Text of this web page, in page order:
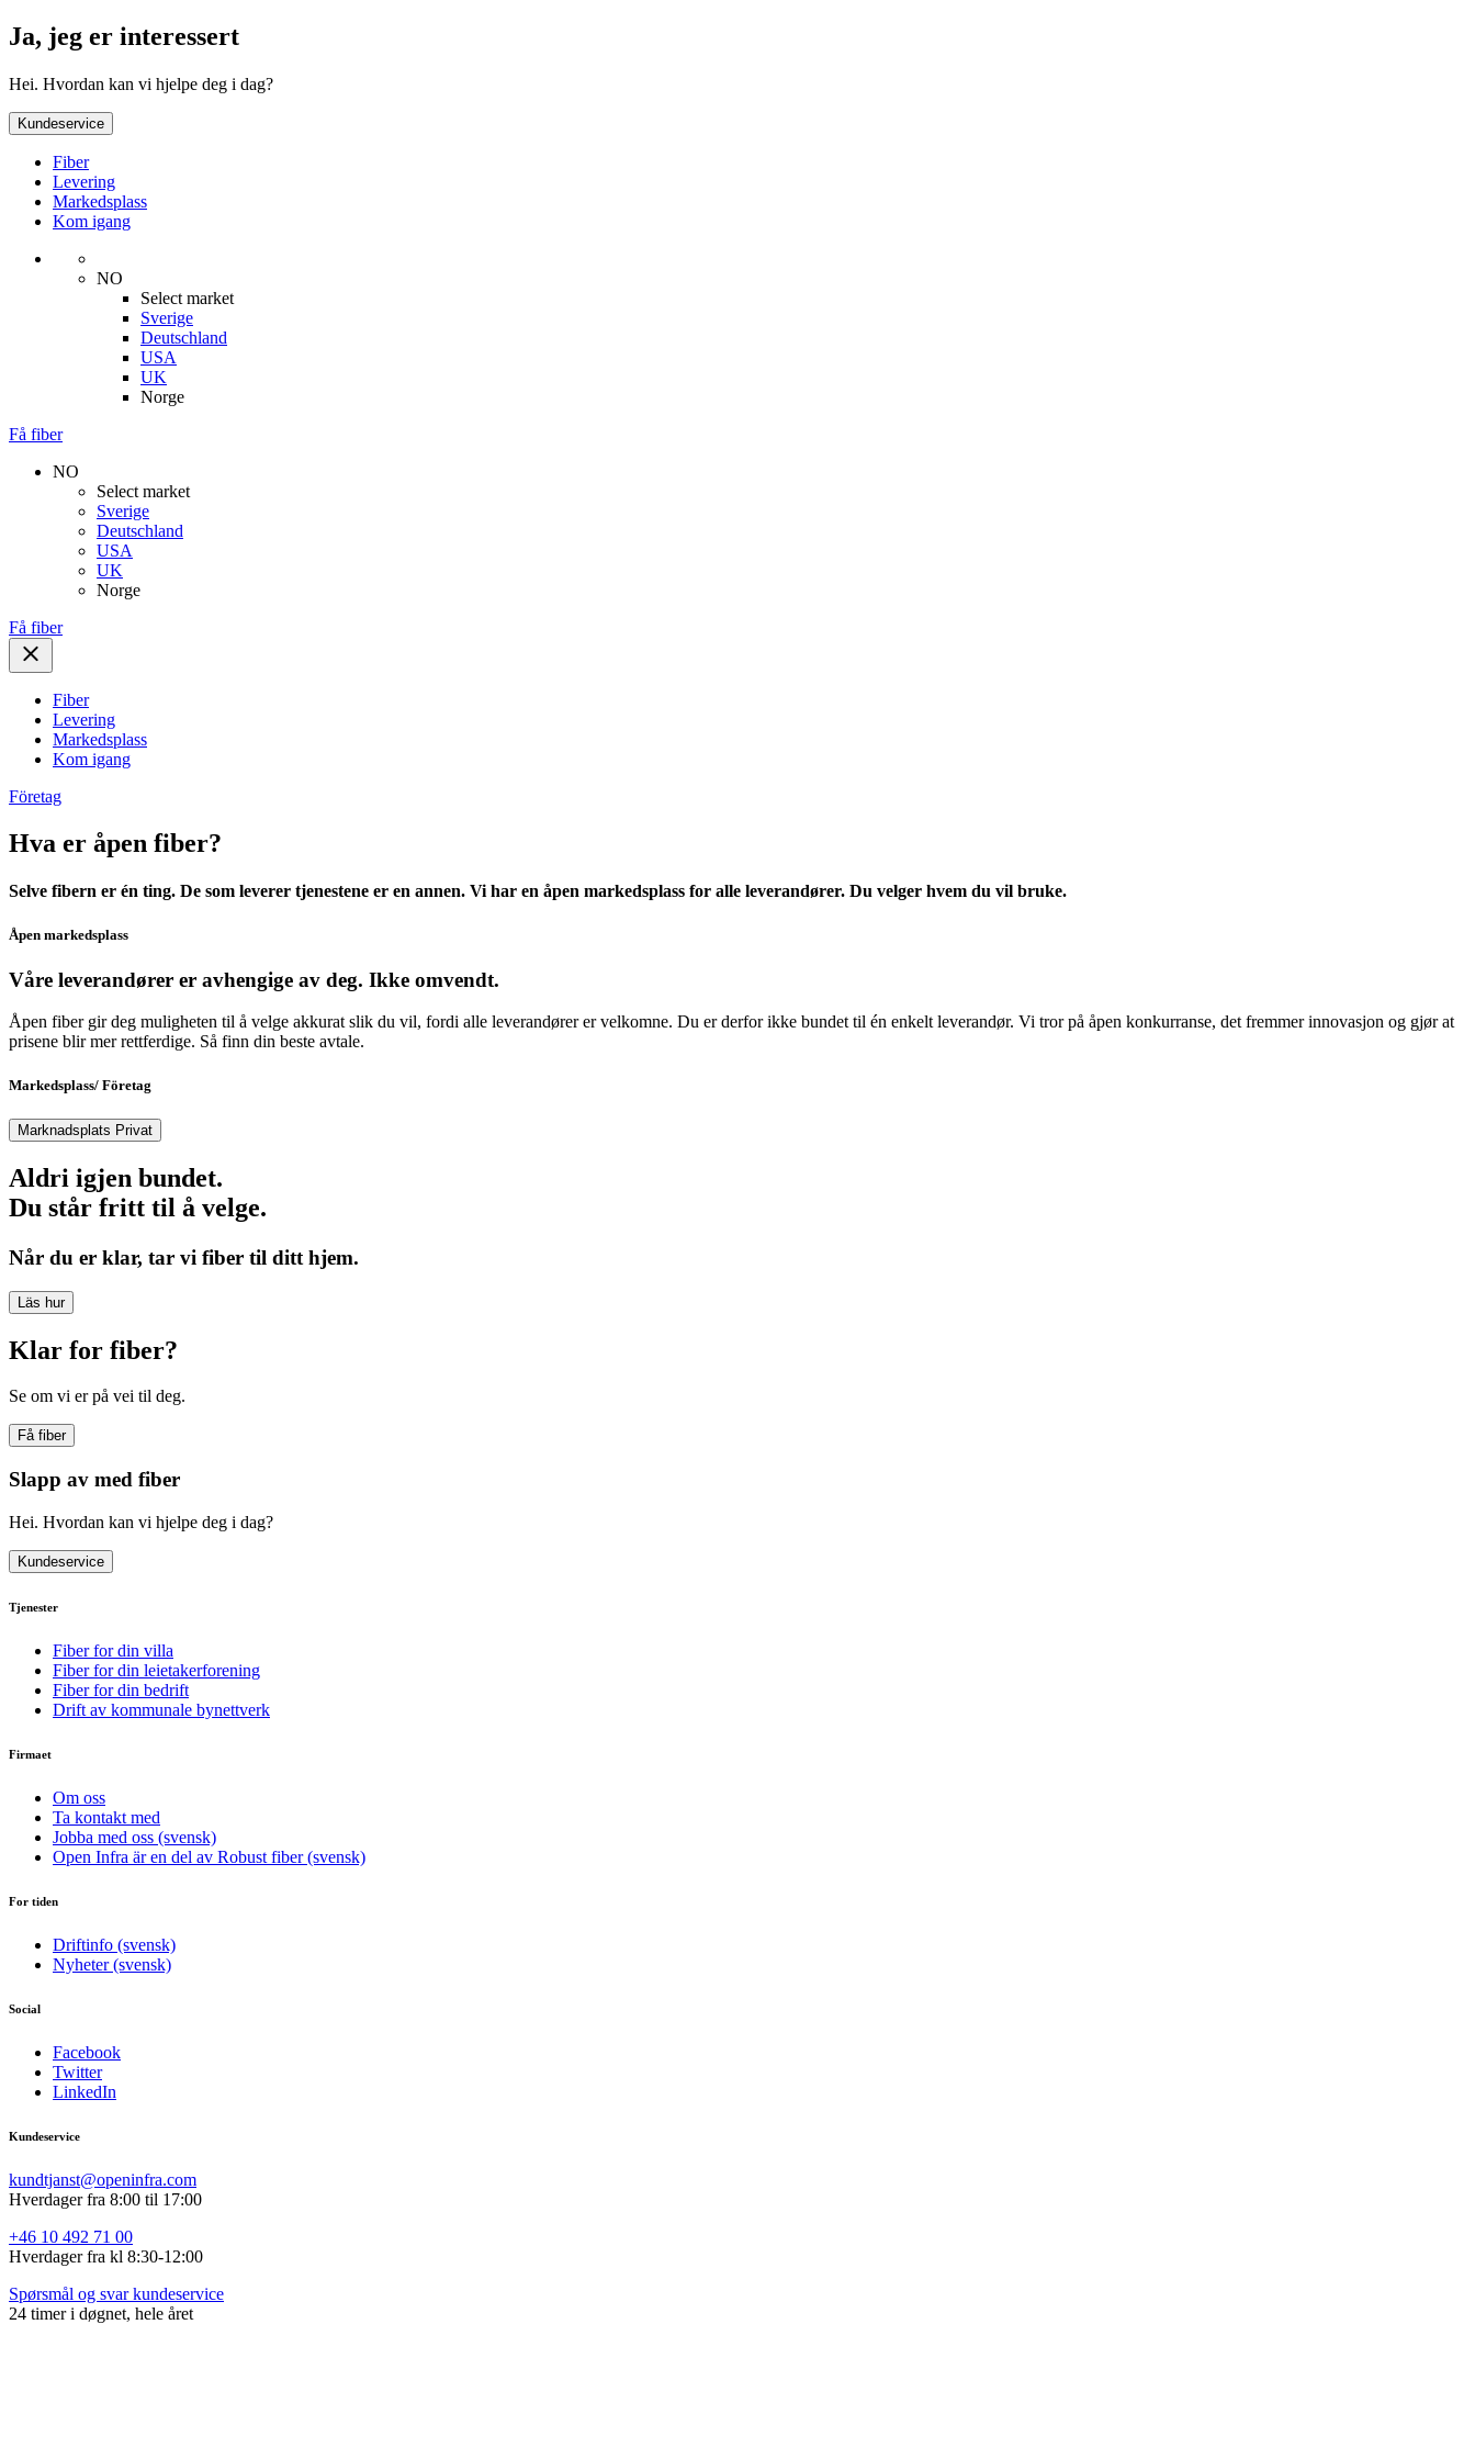
Ja, jeg er interessert
Hei. Hvordan kan vi hjelpe deg i dag?
Kundeservice
Fiber
Levering
Markedsplass
Kom igang
NO
Select market
Sverige
Deutschland
USA
UK
Norge
Få fiber
NO
Select market
Sverige
Deutschland
USA
UK
Norge
Få fiber
Fiber
Levering
Markedsplass
Kom igang
Företag
Hva er åpen fiber?
Selve fibern er én ting. De som leverer tjenestene er en annen. Vi har en åpen markedsplass for alle leverandører. Du velger hvem du vil bruke.
Åpen markedsplass
Våre leverandører er avhengige av deg. Ikke omvendt.
Åpen fiber gir deg muligheten til å velge akkurat slik du vil, fordi alle leverandører er velkomne. Du er derfor ikke bundet til én enkelt leverandør. Vi tror på åpen konkurranse, det fremmer innovasjon og gjør at
prisene blir mer rettferdige. Så finn din beste avtale.
Markedsplass/ Företag
Marknadsplats Privat
Aldri igjen bundet.
Du står fritt til å velge.
Når du er klar, tar vi fiber til ditt hjem.
Läs hur
Klar for fiber?
Se om vi er på vei til deg.
Få fiber
Slapp av med fiber
Hei. Hvordan kan vi hjelpe deg i dag?
Kundeservice
Tjenester
Fiber for din villa
Fiber for din leietakerforening
Fiber for din bedrift
Drift av kommunale bynettverk
Firmaet
Om oss
Ta kontakt med
Jobba med oss (svensk)
Open Infra är en del av Robust fiber (svensk)
For tiden
Driftinfo (svensk)
Nyheter (svensk)
Social
Facebook
Twitter
LinkedIn
Kundeservice
kundtjanst@openinfra.com
Hverdager fra 8:00 til 17:00
+46 10 492 71 00
Hverdager fra kl 8:30-12:00
Spørsmål og svar kundeservice
24 timer i døgnet, hele året